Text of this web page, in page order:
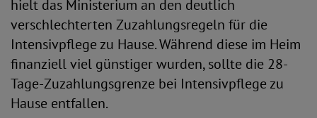
hielt das Ministerium an den deutlich
verschlechterten Zuzahlungsregeln für die
Intensivpflege zu Hause. Während diese im Heim
finanziell viel günstiger wurden, sollte die 28-
Tage-Zuzahlungsgrenze bei Intensivpflege zu
Hause entfallen.